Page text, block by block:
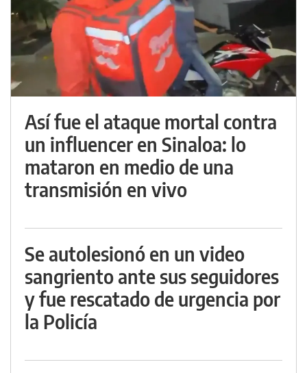
Así fue el ataque mortal contra
un influencer en Sinaloa: lo
mataron en medio de una
transmisión en vivo
Se autolesionó en un video
sangriento ante sus seguidores
y fue rescatado de urgencia por
la Policía